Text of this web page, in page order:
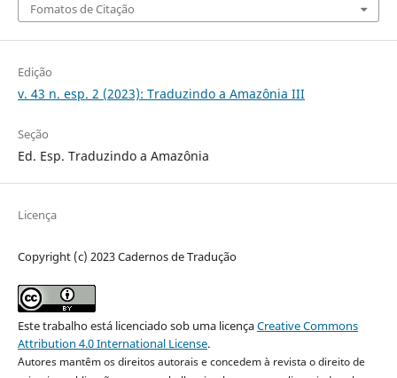
Fomatos de Citação
Edição
v. 43 n. esp. 2 (2023): Traduzindo a Amazônia III
Seção
Ed. Esp. Traduzindo a Amazônia
Licença
Copyright (c) 2023 Cadernos de Tradução
Este trabalho está licenciado sob uma licençaCreative Commons
Attribution 4.0 International License.
Autores mantêm os direitos autorais e concedem à revista o direito de